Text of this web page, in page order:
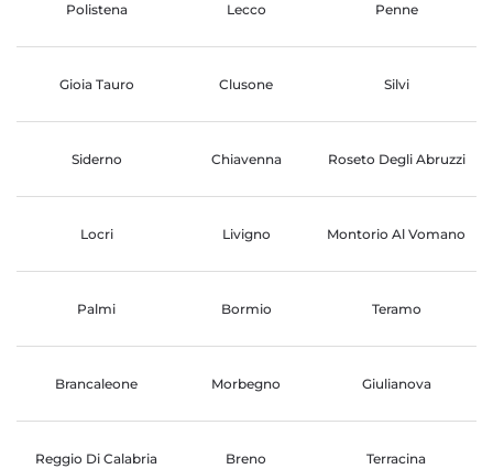
Polistena Lecco Penne
Gioia Tauro Clusone Silvi
Siderno Chiavenna Roseto Degli Abruzzi
Locri Livigno Montorio Al Vomano
Palmi Bormio Teramo
Brancaleone Morbegno Giulianova
Reggio Di Calabria Breno Terracina